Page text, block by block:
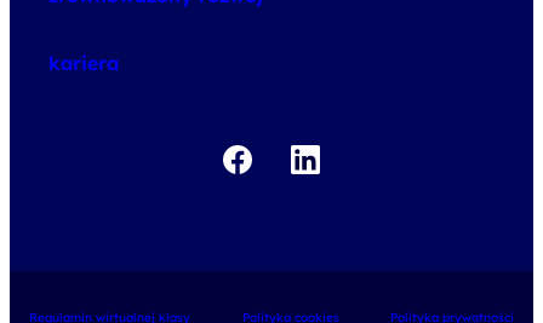
kariera
Regulamin wirtualnej klasy Polityka cookies Polityka prywatności